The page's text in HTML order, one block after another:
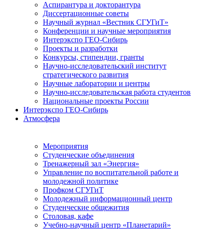
Аспирантура и докторантура
Диссертационные советы
Научный журнал «Вестник СГУГиТ»
Конференции и научные мероприятия
Интерэкспо ГЕО-Сибирь
Проекты и разработки
Конкурсы, стипендии, гранты
Научно-исследовательский институт
стратегического развития
Научные лаборатории и центры
Научно-исследовательская работа студентов
Национальные проекты России
Интерэкспо ГЕО-Сибирь
Атмосфера
Мероприятия
Студенческие объединения
Тренажерный зал «Энергия»
Управление по воспитательной работе и
молодежной политике
Профком СГУГиТ
Молодежный информационный центр
Студенческие общежития
Столовая, кафе
Учебно-научный центр «Планетарий»